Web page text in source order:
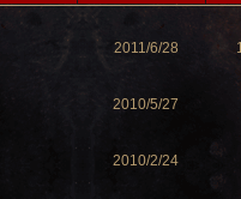
2011/6/28
2010/5/27
2010/2/24